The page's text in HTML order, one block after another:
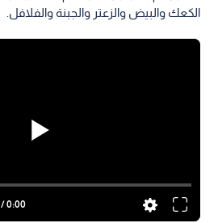
الكعك والبيض والزعتر والجبنة والفلافل.
/ 0:00